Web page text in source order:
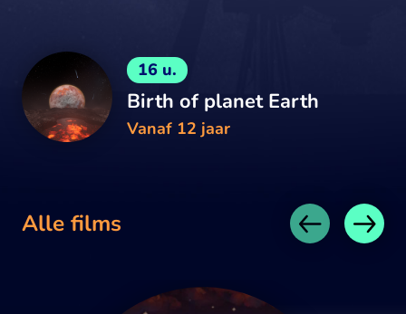
16 u.
Birth of planet Earth
Vanaf 12 jaar
Alle films